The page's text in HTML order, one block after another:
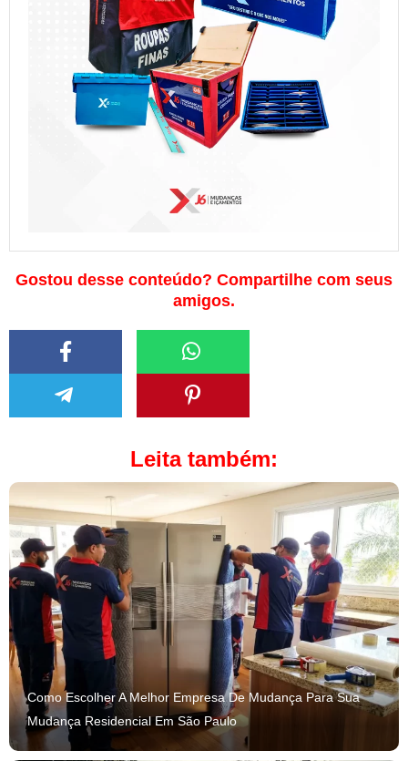
Gostou desse conteúdo? Compartilhe com seus
amigos.
Leita também:
Como Escolher A Melhor Empresa De Mudança Para Sua
Mudança Residencial Em São Paulo